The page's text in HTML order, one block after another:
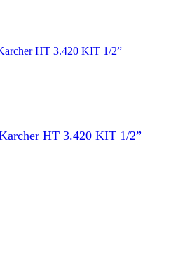
HT 3.420 KIT 1/2”